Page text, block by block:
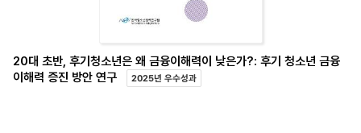
20대 초반, 후기청소년은 왜 금융이해력이 낮은가?: 후기 청소년 금융
이해력 증진 방안 연구
2025년 우수성과